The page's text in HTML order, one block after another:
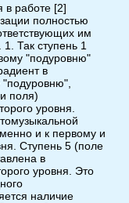
в работе [2]
полностью
им
Так ступень 1
"подуровню"
в
"подуровню",
поля)
уровня.
и к первому и
Ступень 5 (поле
в
уровня. Это
наличие